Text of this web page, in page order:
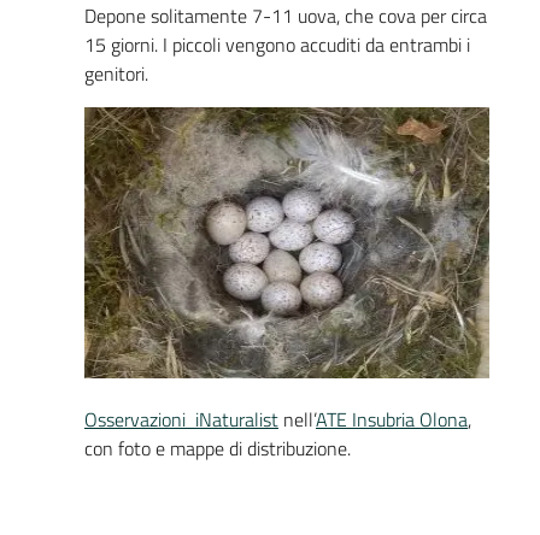
Depone solitamente 7-11 uova, che cova per circa
15 giorni. I piccoli vengono accuditi da entrambi i
genitori.
Osservazioni iNaturalist nell’ATE Insubria Olona,
con foto e mappe di distribuzione.